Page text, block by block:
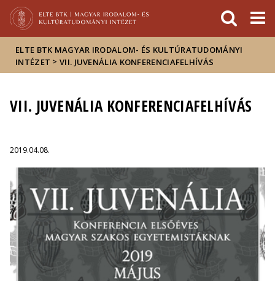
Hírek
Események
ELTE a
sajtóban
ELTE BTK MAGYAR IRODALOM- ÉS KULTÚRATUDOMÁNYI
INTÉZET >VII. JUVENÁLIA KONFERENCIAFELHÍVÁS
VII. JUVENÁLIA KONFERENCIAFELHÍVÁS
2019.04.08.